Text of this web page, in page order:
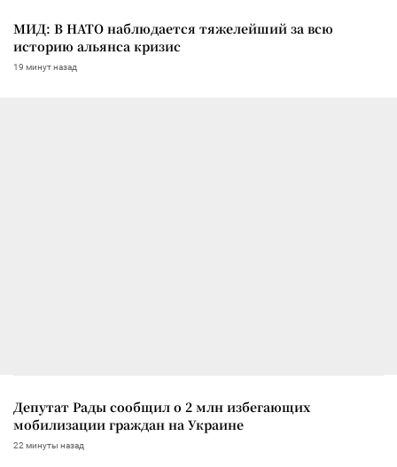
МИД: В НАТО наблюдается тяжелейший за всю
историю альянса кризис
19 минут назад
Депутат Рады сообщил о 2 млн избегающих
мобилизации граждан на Украине
22 минуты назад